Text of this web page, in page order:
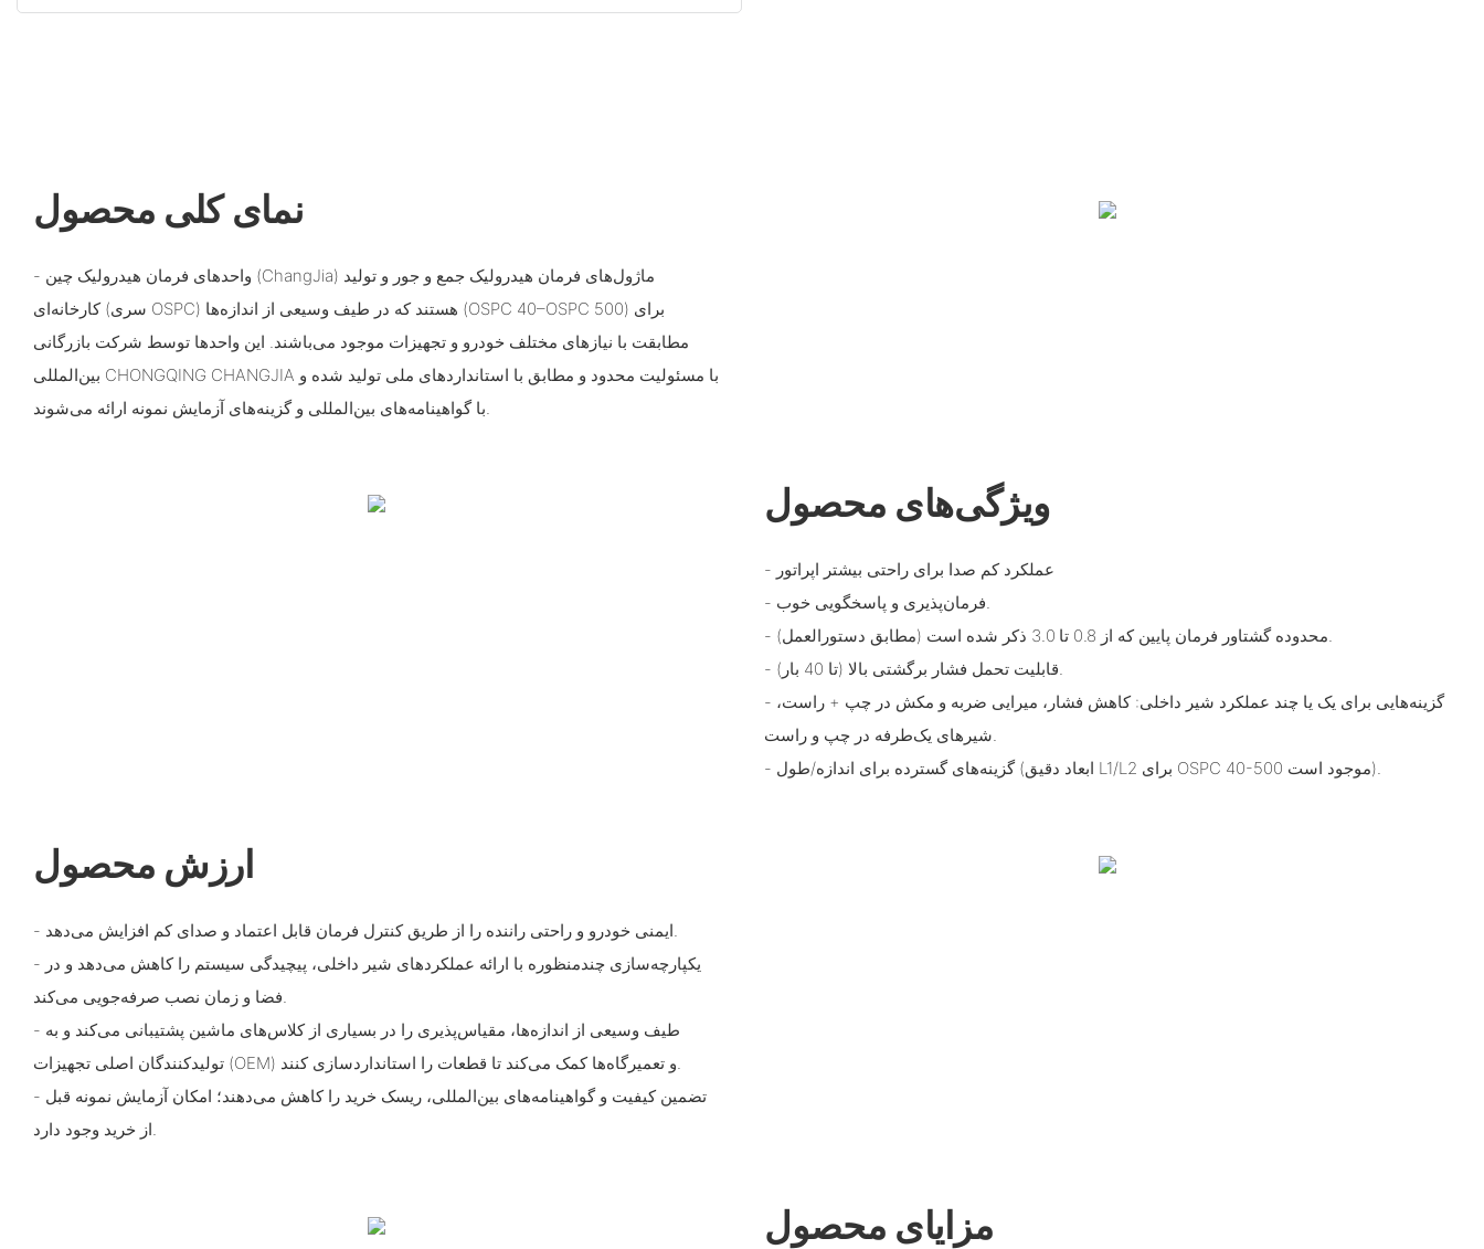
نمای کلی محصول
- واحدهای فرمان هیدرولیک چین (ChangJia) ماژول‌های فرمان هیدرولیک جمع و جور و تولید
کارخانه‌ای (سری OSPC) هستند که در طیف وسیعی از اندازه‌ها (OSPC 40–OSPC 500) برای
مطابقت با نیازهای مختلف خودرو و تجهیزات موجود می‌باشند. این واحدها توسط شرکت بازرگانی
بین‌المللی CHONGQING CHANGJIA با مسئولیت محدود و مطابق با استانداردهای ملی تولید شده و
ویژگی‌های محصول
- عملکرد کم صدا برای راحتی بیشتر اپراتور
- فرمان‌پذیری و پاسخگویی خوب.
- محدوده گشتاور فرمان پایین که از 0.8 تا 3.0 ذکر شده است (مطابق دستورالعمل).
- قابلیت تحمل فشار برگشتی بالا (تا 40 بار).
- گزینه‌هایی برای یک یا چند عملکرد شیر داخلی: کاهش فشار، میرایی ضربه و مکش در چپ + راست،
شیرهای یک‌طرفه در چپ و راست.
- گزینه‌های گسترده برای اندازه/طول (ابعاد دقیق L1/L2 برای OSPC 40-500 موجود است).
ارزش محصول
- ایمنی خودرو و راحتی راننده را از طریق کنترل فرمان قابل اعتماد و صدای کم افزایش می‌دهد.
- یکپارچه‌سازی چندمنظوره با ارائه عملکردهای شیر داخلی، پیچیدگی سیستم را کاهش می‌دهد و در
فضا و زمان نصب صرفه‌جویی می‌کند.
- طیف وسیعی از اندازه‌ها، مقیاس‌پذیری را در بسیاری از کلاس‌های ماشین پشتیبانی می‌کند و به
تولیدکنندگان اصلی تجهیزات (OEM) و تعمیرگاه‌ها کمک می‌کند تا قطعات را استانداردسازی کنند.
- تضمین کیفیت و گواهینامه‌های بین‌المللی، ریسک خرید را کاهش می‌دهند؛ امکان آزمایش نمونه قبل
از خرید وجود دارد.
مزایای محصول